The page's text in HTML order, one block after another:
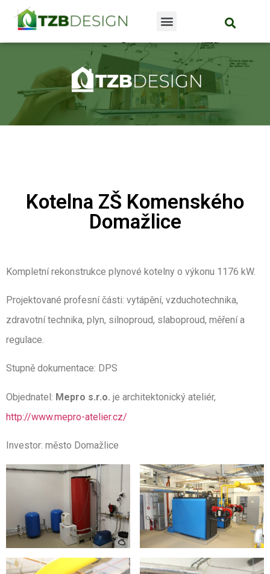
Kotelna ZŠ Komenského
Domažlice
Kompletní rekonstrukce plynové kotelny o výkonu 1176 kW.
Projektované profesní části: vytápění, vzduchotechnika,
zdravotní technika, plyn, silnoproud, slaboproud, měření a
regulace.
Stupně dokumentace: DPS
Objednatel: Mepro s.r.o. je architektonický ateliér,
http://www.mepro-atelier.cz/
Investor: město Domažlice